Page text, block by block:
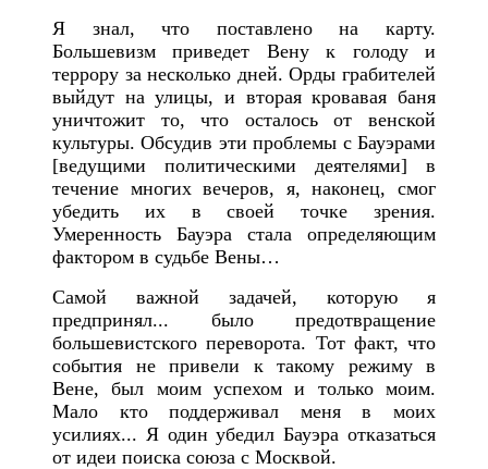
Я знал, что поставлено на карту.
Большевизм приведет Вену к голоду и
террору за несколько дней. Орды грабителей
выйдут на улицы, и вторая кровавая баня
уничтожит то, что осталось от венской
культуры. Обсудив эти проблемы с Бауэрами
[ведущими политическими деятелями] в
течение многих вечеров, я, наконец, смог
убедить их в своей точке зрения.
Умеренность Бауэра стала определяющим
фактором в судьбе Вены…
Самой важной задачей, которую я
предпринял... было предотвращение
большевистского переворота. Тот факт, что
события не привели к такому режиму в
Вене, был моим успехом и только моим.
Мало кто поддерживал меня в моих
усилиях... Я один убедил Бауэра отказаться
от идеи поиска союза с Москвой.